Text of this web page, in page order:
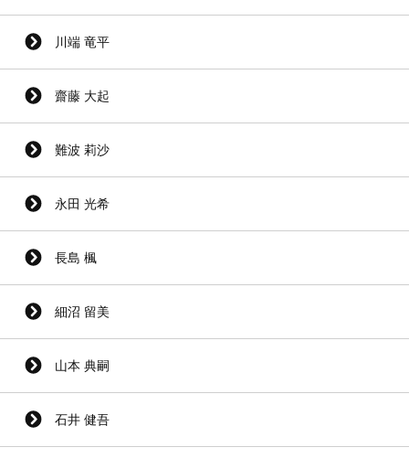
川端 竜平
齋藤 大起
難波 莉沙
永田 光希
長島 楓
細沼 留美
山本 典嗣
石井 健吾